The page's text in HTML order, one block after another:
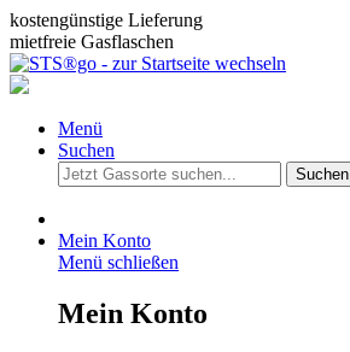
kostengünstige Lieferung
mietfreie Gasflaschen
Menü
Suchen
Suchen
Mein Konto
Menü schließen
Mein Konto